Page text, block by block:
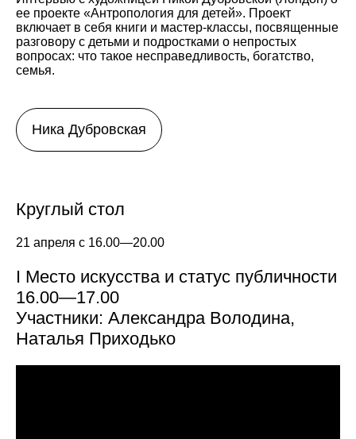
ее проекте «Антропология для детей». Проект
включает в себя книги и мастер-классы, посвященные
разговору с детьми и подростками о непростых
вопросах: что такое несправедливость, богатство,
семья.
Ника Дубровская
Круглый стол
21 апреля с 16.00—20.00
I Место искусства и статус публичности
16.00—17.00
Участники: Александра Володина,
Наталья Приходько